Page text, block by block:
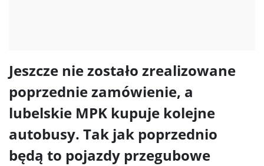
Jeszcze nie zostało zrealizowane
poprzednie zamówienie, a
lubelskie MPK kupuje kolejne
autobusy. Tak jak poprzednio
będą to pojazdy przegubowe